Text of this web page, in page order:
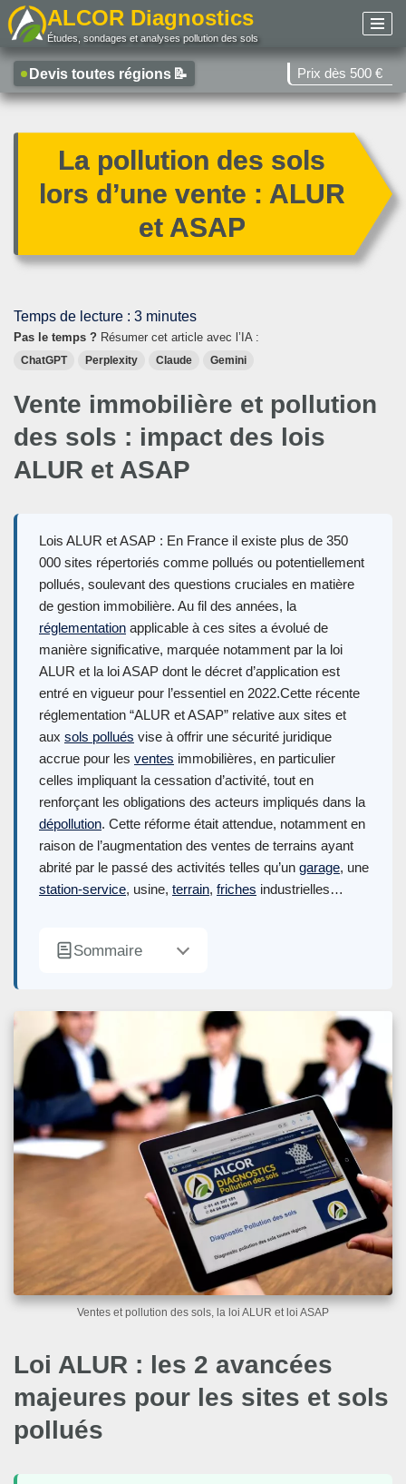
au
contenu
ALCOR Diagnostics
Études, sondages et analyses pollution des sols
Devis toutes régions 📝 Prix dès 500 €
La pollution des sols
lors d’une vente : ALUR
et ASAP
Temps de lecture : 3 minutes
Pas le temps ? Résumer cet article avec l’IA :
ChatGPT Perplexity Claude Gemini
Vente immobilière et pollution
des sols : impact des lois
ALUR et ASAP
Lois ALUR et ASAP : En France il existe plus de 350
000 sites répertoriés comme pollués ou potentiellement
pollués, soulevant des questions cruciales en matière
de gestion immobilière. Au fil des années, la
réglementation applicable à ces sites a évolué de
manière significative, marquée notamment par la loi
ALUR et la loi ASAP dont le décret d’application est
entré en vigueur pour l’essentiel en 2022.Cette récente
réglementation “ALUR et ASAP” relative aux sites et
aux sols pollués vise à offrir une sécurité juridique
accrue pour les ventes immobilières, en particulier
celles impliquant la cessation d’activité, tout en
renforçant les obligations des acteurs impliqués dans la
dépollution. Cette réforme était attendue, notamment en
raison de l’augmentation des ventes de terrains ayant
abrité par le passé des activités telles qu’un garage, une
station-service, usine, terrain, friches industrielles…
Sommaire
Ventes et pollution des sols, la loi ALUR et loi ASAP
Loi ALUR : les 2 avancées
majeures pour les sites et sols
pollués